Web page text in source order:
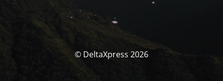
© DeltaXpress 2026